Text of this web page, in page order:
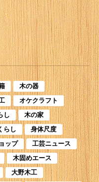
木の器
オケクラフト
し
木の家
らし
身体尺度
ップ
工芸ニュース
木固めエース
大野木工